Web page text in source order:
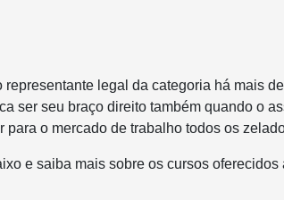
representante legal da categoria há mais
ser seu braço direito também quando o
para o mercado de trabalho todos os
e saiba mais sobre os cursos